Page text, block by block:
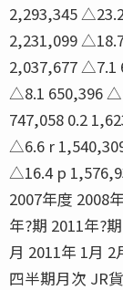
2,293,345
2,231,099
2,037,677 △7.1
△8.1 650,396
747,058 0.2
△6.6 r
△16.4 p
2007年度 2008
年?期 2011年?
月 2011年 1月
四半期月次 JR